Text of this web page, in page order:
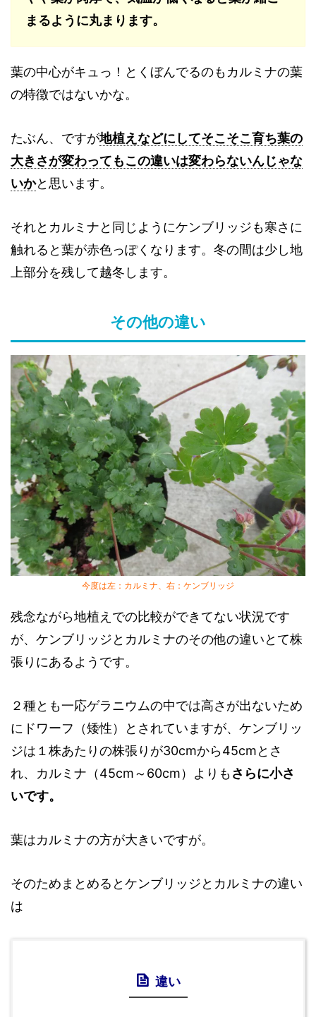
まるように丸まります。
葉の中心がキュっ！とくぼんでるのもカルミナの葉
の特徴ではないかな。
たぶん、ですが地植えなどにしてそこそこ育ち葉の
大きさが変わってもこの違いは変わらないんじゃな
いかと思います。
それとカルミナと同じようにケンブリッジも寒さに
触れると葉が赤色っぽくなります。冬の間は少し地
上部分を残して越冬します。
その他の違い
今度は左：カルミナ、右：ケンブリッジ
残念ながら地植えでの比較ができてない状況です
が、ケンブリッジとカルミナのその他の違いとて株
張りにあるようです。
２種とも一応ゲラニウムの中では高さが出ないため
にドワーフ（矮性）とされていますが、ケンブリッ
ジは１株あたりの株張りが30cmから45cmとさ
れ、カルミナ（45cm～60cm）よりもさらに小さ
いです。
葉はカルミナの方が大きいですが。
そのためまとめるとケンブリッジとカルミナの違い
は
違い